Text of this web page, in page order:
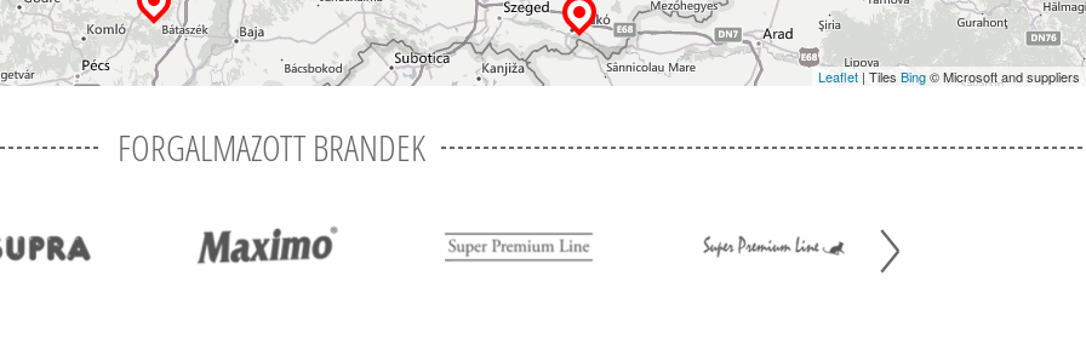
Leaflet | Tiles Bing© Microsoft and suppliers
FORGALMAZOTT BRANDEK